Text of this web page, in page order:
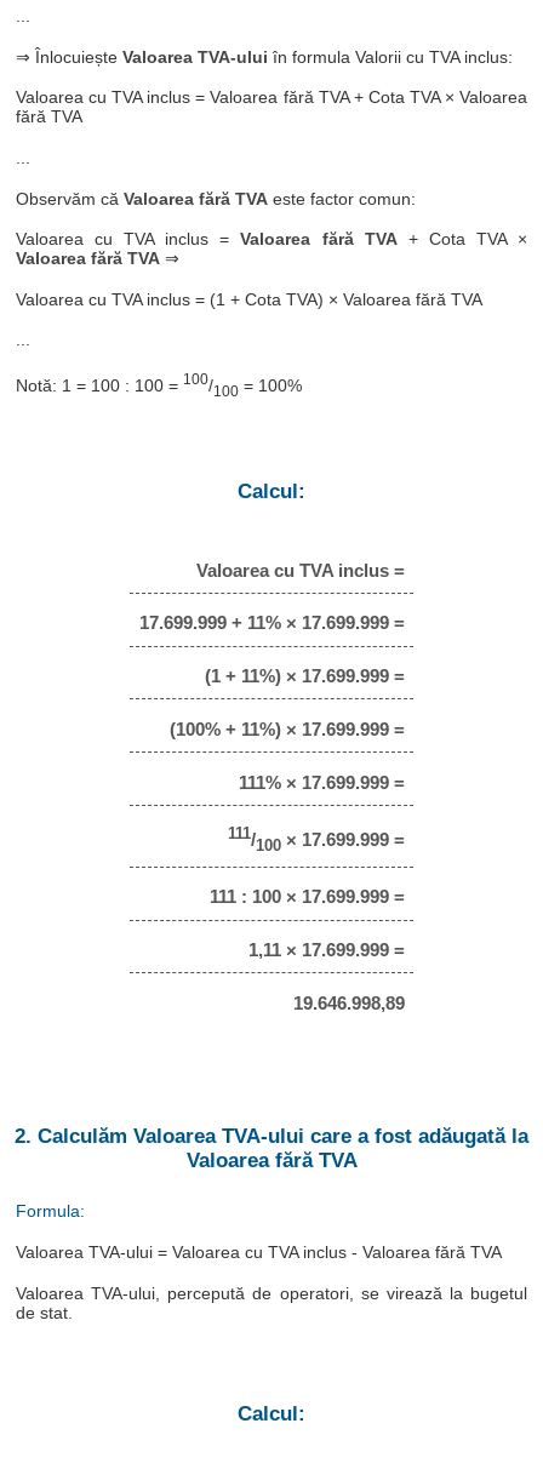
...
⇒ ÎnlocuieșteValoarea TVA-ului în formula Valorii cu TVA inclus:
Valoarea cu TVA inclus = Valoarea fără TVA + Cota TVA × Valoarea
fără TVA
Observăm căValoarea fără TVA este factor comun:
Valoarea cu TVA inclus =Valoarea fără TVA+ Cota TVA ×
Valoarea fără TVA ⇒
Valoarea cu TVA inclus = (1 + Cota TVA) × Valoarea fără TVA
Notă: 1 = 100 : 100 = 100/100 = 100%
Calcul:
Valoarea cu TVA inclus =
17.699.999 + 11% × 17.699.999 =
(1 + 11%) × 17.699.999 =
(100% + 11%) × 17.699.999 =
111% × 17.699.999 =
111/100× 17.699.999 =
111 : 100 × 17.699.999 =
1,11 × 17.699.999 =
19.646.998,89
2. Calculăm Valoarea TVA-ului care a fost adăugată la
Valoarea fără TVA
Formula:
Valoarea TVA-ului = Valoarea cu TVA inclus - Valoarea fără TVA
Valoarea TVA-ului, percepută de operatori, se virează la bugetul
de stat.
Calcul: